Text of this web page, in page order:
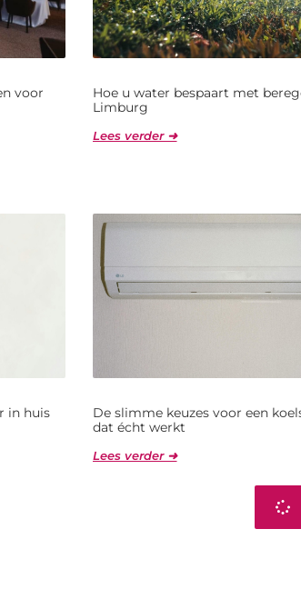
voor
Hoe u water bespaart met
Limburg
Lees verder ➜
in huis
De slimme keuzes voor een
dat écht werkt
Lees verder ➜